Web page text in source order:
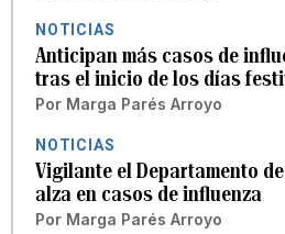
NOTICIAS
Anticipan más casos de
tras el inicio de los días
Por Marga Parés Arroyo
NOTICIAS
Vigilante el Departamento
alza en casos de influenza
Por Marga Parés Arroyo